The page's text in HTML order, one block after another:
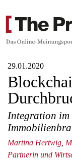
29.01.2020
Integration
Martina Hertwig,
Partnerin und